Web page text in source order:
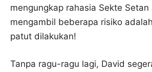
mengungkap rahasia Sekte
mengambil beberapa risiko
patut dilakukan!
Tanpa ragu-ragu lagi, David